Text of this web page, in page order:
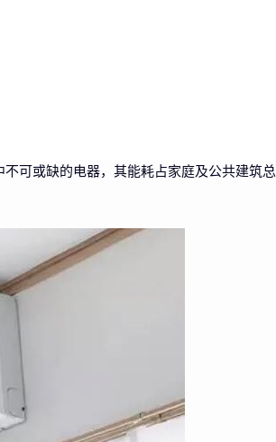
可或缺的电器，其能耗占家庭及公共建筑